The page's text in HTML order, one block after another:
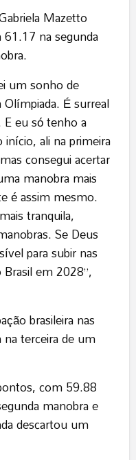
Mazetto
na segunda
um sonho de
É surreal
E eu só tenho a
ali na primeira
consegui acertar
manobra mais
é assim mesmo.
tranquila,
Se Deus
para subir nas
em 2028”,
brasileira nas
terceira de um
com 59.88
manobra e
descartou um